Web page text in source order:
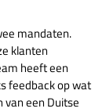
mandaten.
klanten
heeft een
feedback op wat
van een Duitse